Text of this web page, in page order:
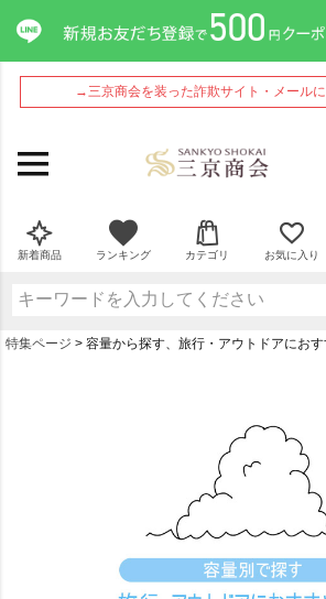
→三京商会を装った詐欺サイト・メール
新着商品 ランキング カテゴリ お気に入り
特集ページ 容量から探す、旅行・アウトドアにお